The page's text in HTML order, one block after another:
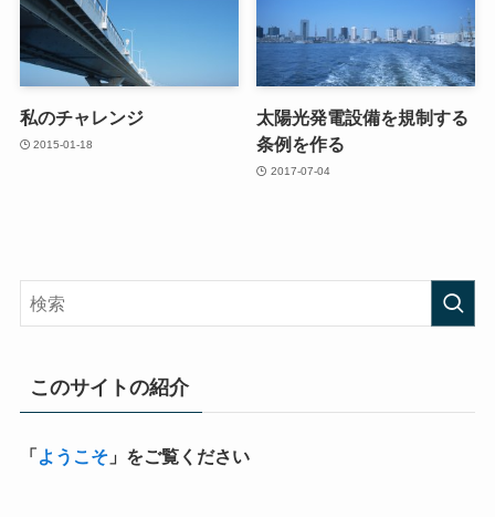
私のチャレンジ
2015-01-18
太陽光発電設備を規制する
条例を作る
2017-07-04
このサイトの紹介
「ようこそ」をご覧ください